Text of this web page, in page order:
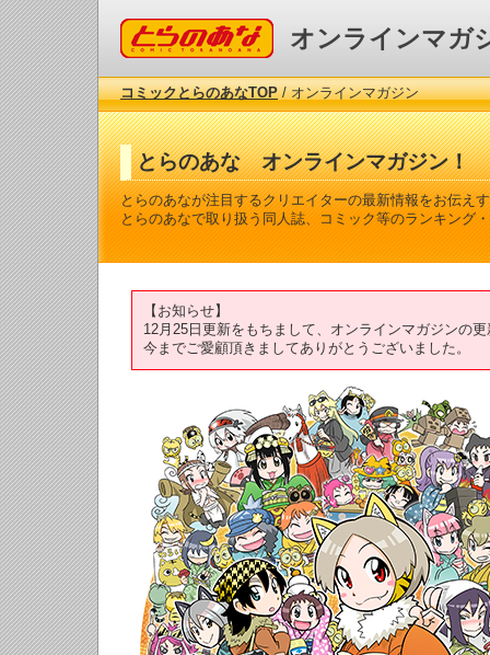
コミックとらのあな オンラインマガ
コミックとらのあなTOP/ オンラインマガジン
とらのあな オンラインマガジン！
とらのあなが注目するクリエイターの最新情報をお伝え
とらのあなで取り扱う同人誌、コミック等のランキング
【お知らせ】
12月25日更新をもちまして、オンラインマガジンの
今までご愛顧頂きましてありがとうございました。